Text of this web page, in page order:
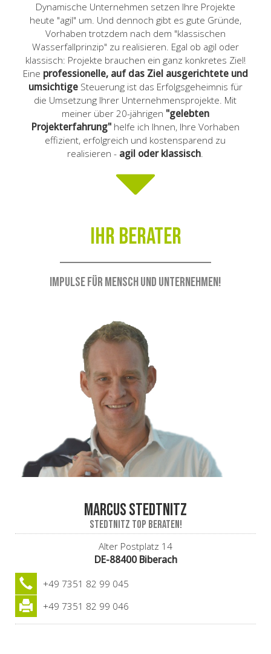
Dynamische Unternehmen setzen Ihre Projekte
heute "agil" um. Und dennoch gibt es gute Gründe,
Vorhaben trotzdem nach dem "klassischen
Wasserfallprinzip" zu realisieren. Egal ob agil oder
klassisch: Projekte brauchen ein ganz konkretes Ziel!
Eine professionelle, auf das Ziel ausgerichtete und
umsichtigeSteuerung ist das Erfolgsgeheimnis für
die Umsetzung Ihrer Unternehmensprojekte. Mit
meiner über 20-jährigen "gelebten
Projekterfahrung"helfe ich Ihnen, Ihre Vorhaben
effizient, erfolgreich und kostensparend zu
realisieren - agil oder klassisch.
Ihr Berater
Impulse für Mensch und Unternehmen!
Marcus Stedtnitz
stedtnITz top beraten!
Alter Postplatz 14
DE-88400 Biberach
+49 7351 82 99 045
+49 7351 82 99 046